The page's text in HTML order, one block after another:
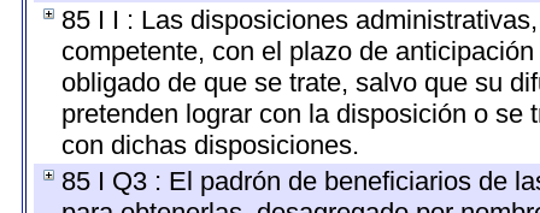
85 I I : Las disposiciones
competente, con el plazo de
obligado de que se trate, salvo que su
pretenden lograr con la disposición o se
con dichas disposiciones.
85 I Q3 : El padrón de beneficiarios de